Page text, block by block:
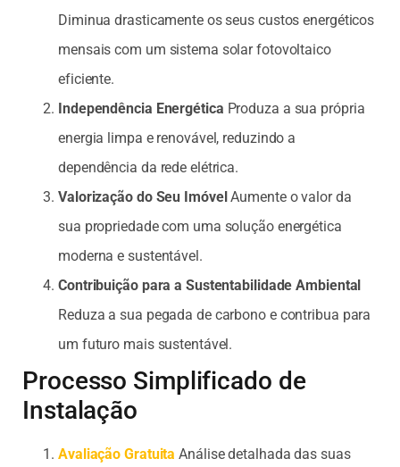
Diminua drasticamente os seus custos energéticos
mensais com um sistema solar fotovoltaico
eficiente.
Independência Energética Produza a sua própria
energia limpa e renovável, reduzindo a
dependência da rede elétrica.
Valorização do Seu ImóvelAumente o valor da
sua propriedade com uma solução energética
moderna e sustentável.
Contribuição para a Sustentabilidade Ambiental
Reduza a sua pegada de carbono e contribua para
um futuro mais sustentável.
Processo Simplificado de
Instalação
Avaliação Gratuita Análise detalhada das suas